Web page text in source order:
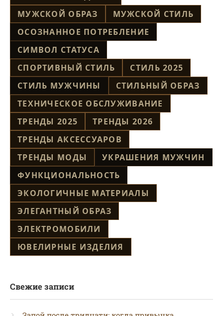
МУЖСКОЙ ОБРАЗ
МУЖСКОЙ СТИЛЬ
ОСОЗНАННОЕ ПОТРЕБЛЕНИЕ
СИМВОЛ СТАТУСА
СПОРТИВНЫЙ СТИЛЬ
СТИЛЬ 2025
СТИЛЬ МУЖЧИНЫ
СТИЛЬНЫЙ ОБРАЗ
ТЕХНИЧЕСКОЕ ОБСЛУЖИВАНИЕ
ТРЕНДЫ 2025
ТРЕНДЫ 2026
ТРЕНДЫ АКСЕССУАРОВ
ТРЕНДЫ МОДЫ
УКРАШЕНИЯ МУЖЧИН
ФУНКЦИОНАЛЬНОСТЬ
ЭКОЛОГИЧНЫЕ МАТЕРИАЛЫ
ЭЛЕГАНТНЫЙ ОБРАЗ
ЭЛЕКТРОМОБИЛИ
ЮВЕЛИРНЫЕ ИЗДЕЛИЯ
Свежие записи